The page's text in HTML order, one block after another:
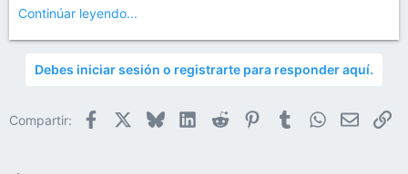
Continúar leyendo...
Debes iniciar sesión o registrarte para responder aquí.
Compartir: Facebook BlueskyLinkedIn
Reddit PinterestTumblrWhatsApp
Email